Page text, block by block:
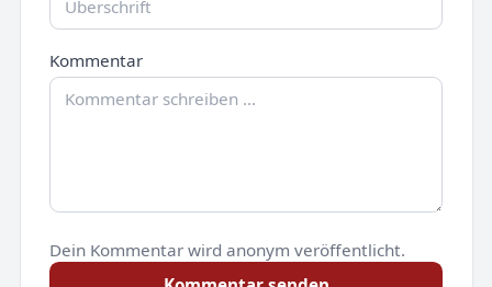
Kommentar
Dein Kommentar wird anonym veröffentlicht.